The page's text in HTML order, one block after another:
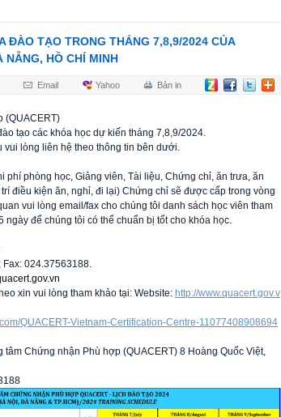
ĐÀO TẠO TRONG THÁNG 7,8,9/2024 CỦA
NẴNG, HỒ CHÍ MINH
Bản in
Yahoo
Email
(QUACERT)
tạo các khóa học dự kiến tháng 7,8,9/2024.
vui lòng liên hệ theo thông tin bên dưới.
phí phòng học, Giảng viên, Tài liệu, Chứng chỉ, ăn trưa, ăn
điều kiện ăn, nghỉ, đi lại) Chứng chỉ sẽ được cấp trong vòng
vui lòng email/fax cho chúng tôi danh sách học viên tham
ngày để chúng tôi có thể chuẩn bị tốt cho khóa học.
024.37563188.
xin vui lòng tham khảo tại: Website: http://www.quacert.gov.v
QUACERT-Vietnam-Certification-Centre-11077408908694
tâm Chứng nhận Phù hợp (QUACERT) 8 Hoàng Quốc Việt,